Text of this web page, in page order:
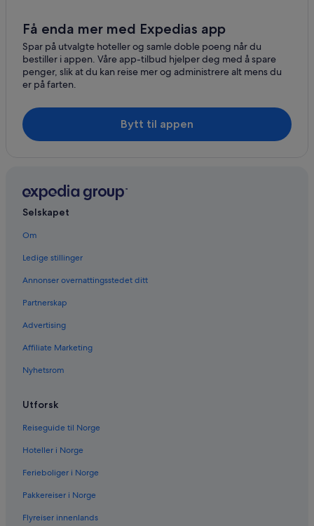
Få enda mer med Expedias app
Spar på utvalgte hoteller og samle doble poeng når du
bestiller i appen. Våre app-tilbud hjelper deg med å spare
penger, slik at du kan reise mer og administrere alt mens du
er på farten.
Bytt til appen
Selskapet
Om
Ledige stillinger
Annonser overnattingsstedet ditt
Partnerskap
Advertising
Affiliate Marketing
Nyhetsrom
Utforsk
Reiseguide til Norge
Hoteller i Norge
Ferieboliger i Norge
Pakkereiser i Norge
Flyreiser innenlands